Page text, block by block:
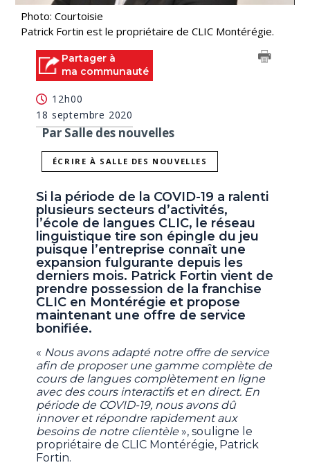
Photo: Courtoisie
Patrick Fortin est le propriétaire de CLIC Montérégie.
Partager à
ma communauté
12h00
18 septembre 2020
Par Salle des nouvelles
ÉCRIRE À SALLE DES NOUVELLES
Si la période de la COVID-19 a ralenti
plusieurs secteurs d’activités,
l’école de langues CLIC, le réseau
linguistique tire son épingle du jeu
puisque l’entreprise connaît une
expansion fulgurante depuis les
derniers mois. Patrick Fortin vient de
prendre possession de la franchise
CLIC en Montérégie et propose
maintenant une offre de service
bonifiée.
« Nous avons adapté notre offre de service
afin de proposer une gamme complète de
cours de langues complètement en ligne
avec des cours interactifs et en direct. En
période de COVID-19, nous avons dû
innover et répondre rapidement aux
besoins de notre clientèle», souligne le
propriétaire de CLIC Montérégie, Patrick
Fortin.